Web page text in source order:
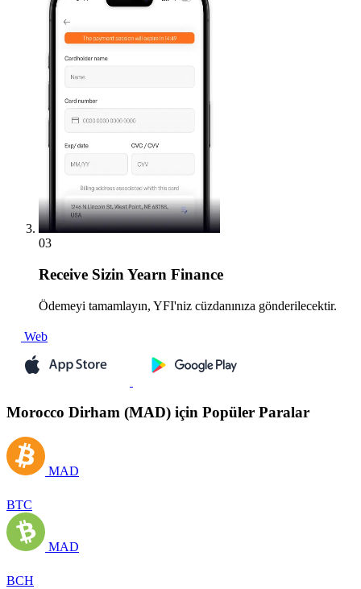
03
Receive Sizin Yearn Finance
Ödemeyi tamamlayın, YFI'niz cüzdanınıza gönderilecektir.
Web
Morocco Dirham (MAD) için Popüler Paralar
MAD
BTC
MAD
BCH